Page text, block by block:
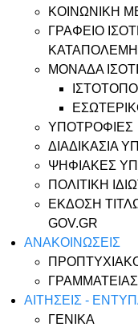
ΚΟΙΝΩΝΙΚΗ
ΓΡΑΦΕΙΟ
ΜΟΝΑΔΑ
ΥΠΟΤΡΟΦΙΕΣ
ΔΙΑΔΙΚΑΣΙΑ
ΨΗΦΙΑΚΕΣ
ΠΟΛΙΤΙΚΗ
ΕΚΔΟΣΗ
GOV.GR
ΑΝΑΚΟΙΝΩΣΕΙΣ
ΓΡΑΜΜΑΤΕΙΑΣ
ΑΙΤΗΣΕΙΣ -
ΓΕΝΙΚΑ